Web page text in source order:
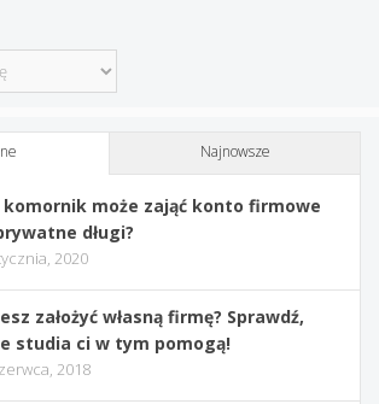
Najnowsze
komornik może zająć konto firmowe
długi?
2020
założyć własną firmę? Sprawdź,
studia ci w tym pomogą!
2018